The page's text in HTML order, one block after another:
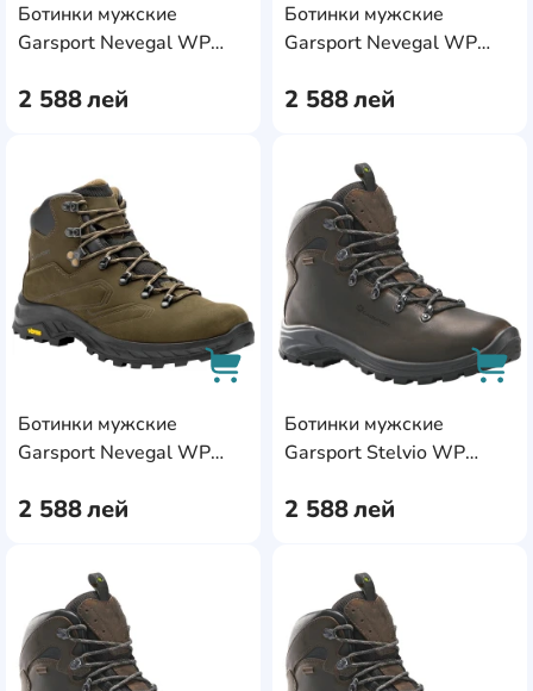
Ботинки мужские
Garsport Nevegal WP
2 588лей
AddCardToCart
Ботинки мужские
Garsport Nevegal WP
2 588лей
Ботинки мужские
Garsport Nevegal WP
2 588лей
AddCardToFavourite
AddCardToCart
Ботинки мужские
Garsport Stelvio WP
2 588лей
AddCardToFavourite